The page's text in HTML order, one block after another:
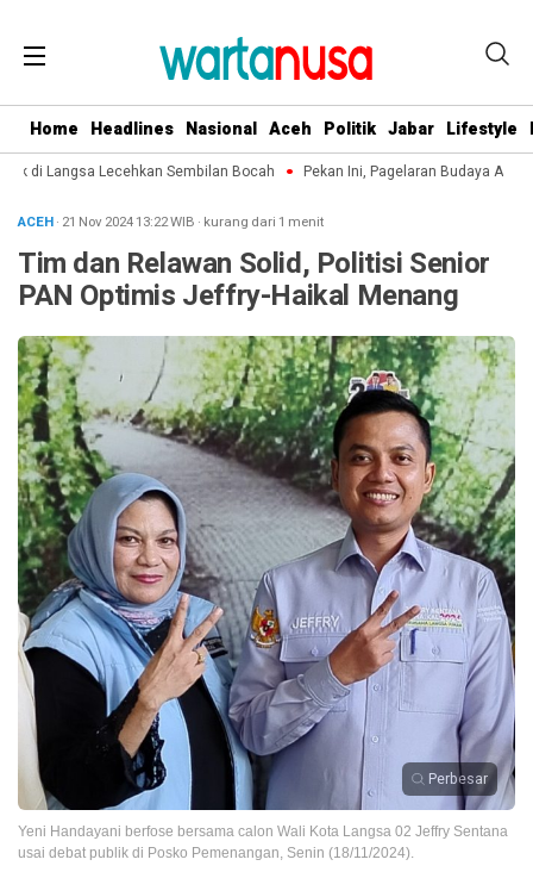
Home Headlines Nasional Aceh Politik Jabar Lifestyle
di Langsa Lecehkan Sembilan Bocah Pekan Ini, Pagelaran Budaya Aceh
ACEH· 21 Nov 202413:22WIB · kurang dari 1 menit
Tim dan Relawan Solid, Politisi Senior
PAN Optimis Jeffry-Haikal Menang
Perbesar
Yeni Handayani berfose bersama calon Wali Kota Langsa 02 Jeffry Sentana
usai debat publik di Posko Pemenangan, Senin (18/11/2024).